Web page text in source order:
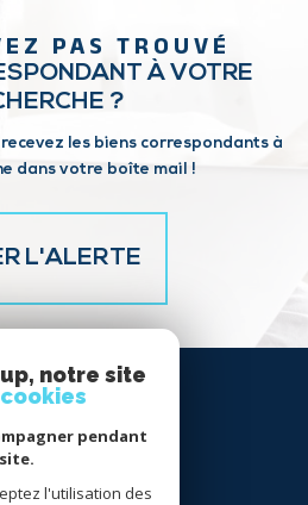
PAS TROUVÉ
À VOTRE
?
les biens correspondants à
dans votre boîte mail !
L'ALERTE
SE
propriétaire
notre site
pendant
l'utilisation des